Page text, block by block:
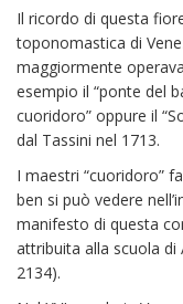
Il ricordo di questa
toponomastica di
maggiormente
esempio il “ponte del
cuoridoro” oppure il
dal Tassini nel 1713.
I maestri “cuoridoro”
ben si può vedere
manifesto di questa
attribuita alla scuola di
2134).